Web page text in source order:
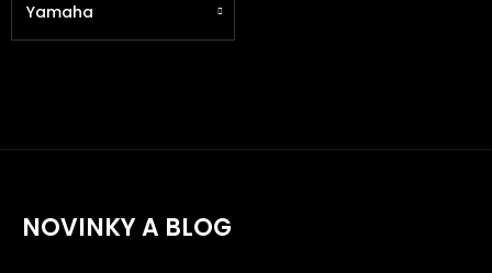
Yamaha
NOVINKY A BLOG